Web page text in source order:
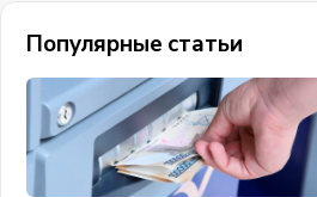
Популярные статьи